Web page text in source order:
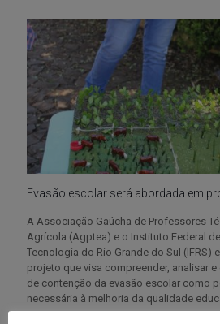
Evasão escolar será abordada em
A Associação Gaúcha de Professores
Agrícola (Agptea) e o Instituto Federal
Tecnologia do Rio Grande do Sul (IFRS)
projeto que visa compreender, analisar
de contenção da evasão escolar como
necessária à melhoria da qualidade